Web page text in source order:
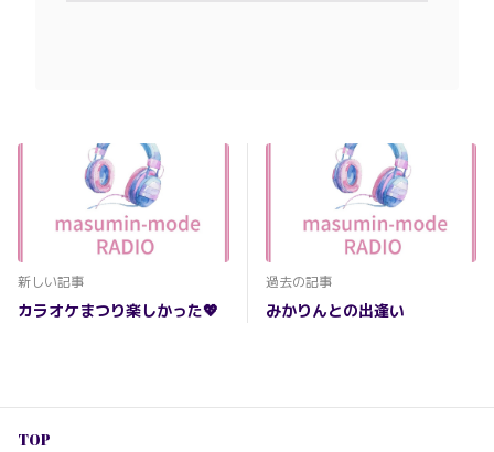
新しい記事
カラオケまつり楽しかった💖
過去の記事
みかりんとの出逢い
TOP